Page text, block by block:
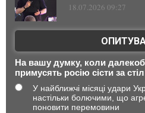
18.07.2026 09:27
На вашу думку, коли
примусять росію сісти за
У найближчі місяці удари
настільки болючими, що
поновити перемовини